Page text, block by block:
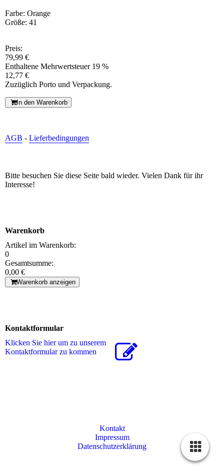
Farbe: Orange
Größe: 41
Preis:
79,99 €
Enthaltene Mehrwertsteuer 19 %
12,77 €
Zuzüglich Porto und Verpackung.
In den Warenkorb
AGB - Lieferbedingungen
Bitte besuchen Sie diese Seite bald wieder. Vielen Dank für ihr
Interesse!
Warenkorb
Artikel im Warenkorb:
0
Gesamtsumme:
0,00 €
Warenkorb anzeigen
Kontaktformular
Klicken Sie hier um zu unserem
Kon­takt­for­mu­lar zu kommen
Kontakt
Impressum
Datenschutzerklärung